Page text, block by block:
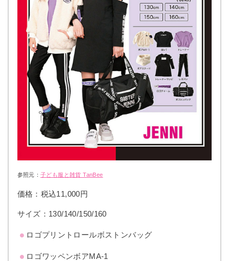
参照元：子ども服と雑貨 TanBee
価格：税込11,000円
サイズ：130/140/150/160
ロゴプリントロールボストンバッグ
ロゴワッペンボアMA-1